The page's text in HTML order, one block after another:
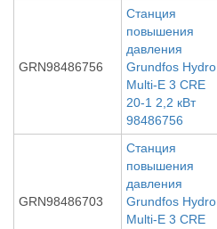
GRN98486756
Станция
повышения
давления
Grundfos Hydro
Multi-E 3 CRE
20-1 2,2 кВт
98486756
GRN98486703
Станция
повышения
давления
Grundfos Hydro
Multi-E 3 CRE